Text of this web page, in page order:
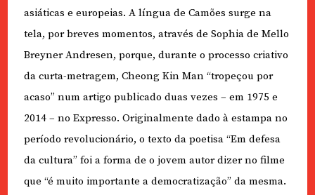
asiáticas e europeias. A língua de Camões surge na
tela, por breves momentos, através de Sophia de Mello
Breyner Andresen, porque, durante o processo criativo
da curta-metragem, Cheong Kin Man “tropeçou por
acaso” num artigo publicado duas vezes – em 1975 e
2014 – no Expresso. Originalmente dado à estampa no
período revolucionário, o texto da poetisa “Em defesa
da cultura” foi a forma de o jovem autor dizer no filme
que “é muito importante a democratização” da mesma.